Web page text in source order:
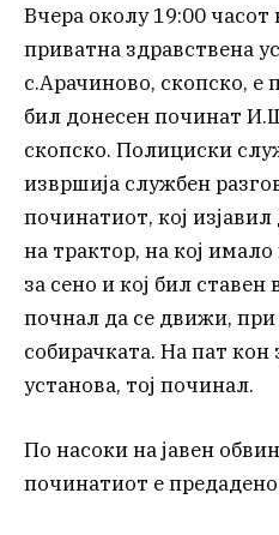
Вчера околу 19:00 часот
приватна здравствена
с.Арачиново, скопско, е
бил донесен починат
скопско. Полициски
извршија службен
починатиот, кој
на трактор, на кој
за сено и кој бил ставен
почнал да се движи,
собирачката. На пат кон
установа, тој починал.
По насоки на јавен
починатиот е предадено